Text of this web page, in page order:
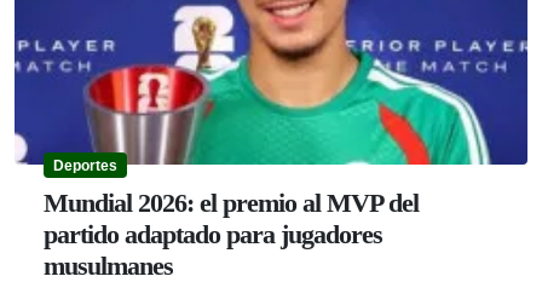
Deportes
Mundial 2026: el premio al MVP del
partido adaptado para jugadores
musulmanes